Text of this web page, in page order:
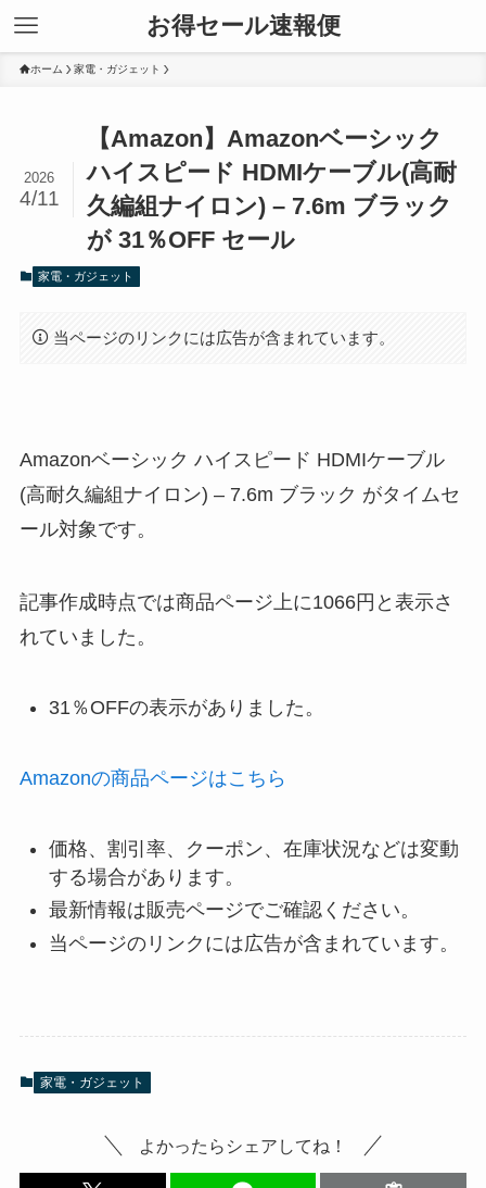
お得セール速報便
ホーム 家電・ガジェット
【Amazon】Amazonベーシック
ハイスピード HDMIケーブル(高耐
久編組ナイロン) – 7.6m ブラック
が 31％OFF セール
2026
4/11
家電・ガジェット
当ページのリンクには広告が含まれています。
Amazonベーシック ハイスピード HDMIケーブル
(高耐久編組ナイロン) – 7.6m ブラック がタイムセ
ール対象です。
記事作成時点では商品ページ上に1066円と表示さ
れていました。
31％OFFの表示がありました。
Amazonの商品ページはこちら
価格、割引率、クーポン、在庫状況などは変動
する場合があります。
最新情報は販売ページでご確認ください。
当ページのリンクには広告が含まれています。
家電・ガジェット
よかったらシェアしてね！